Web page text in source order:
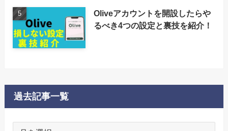
Oliveアカウントを開設したらや
るべき4つの設定と裏技を紹介！
過去記事一覧